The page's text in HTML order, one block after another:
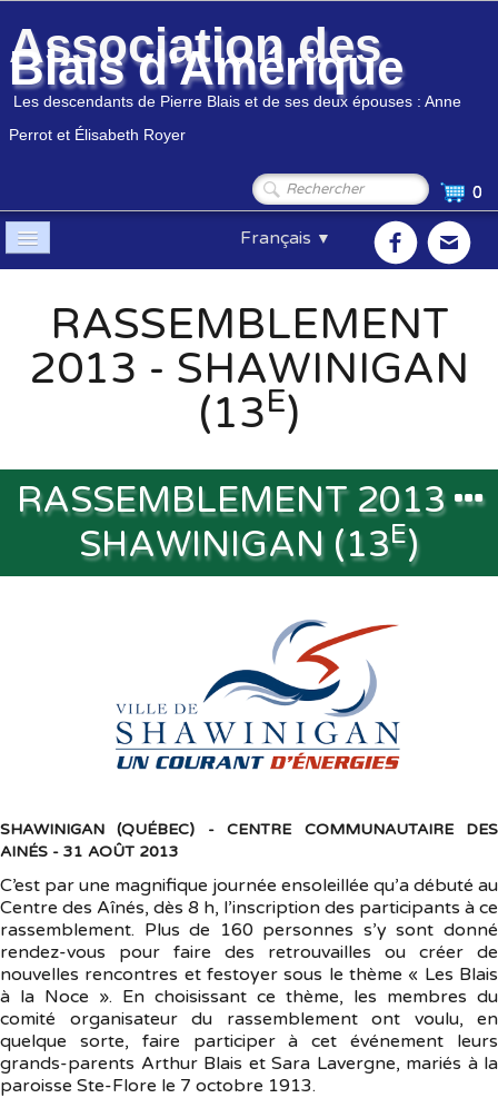
Association des
Blais d'Amérique
Les descendants de Pierre Blais et de ses deux épouses : Anne
Perrot et Élisabeth Royer
0
Français ▼
Association▼
Membres▼
Boutique
Souvenirs ▼
RASSEMBLEMENT
2013 - SHAWINIGAN
(13E)
RASSEMBLEMENT 2013
SHAWINIGAN (13E)
SHAWINIGAN (QUÉBEC) - CENTRE COMMUNAUTAIRE DES
AINÉS - 31 AOÛT 2013
C’est par une magnifique journée ensoleillée qu’a débuté au
Centre des Aînés, dès 8 h, l’inscription des participants à ce
rassemblement. Plus de 160 personnes s’y sont donné
rendez-vous pour faire des retrouvailles ou créer de
nouvelles rencontres et festoyer sous le thème « Les Blais
à la Noce ». En choisissant ce thème, les membres du
comité organisateur du rassemblement ont voulu, en
quelque sorte, faire participer à cet événement leurs
grands-parents Arthur Blais et Sara Lavergne, mariés à la
paroisse Ste-Flore le 7 octobre 1913.